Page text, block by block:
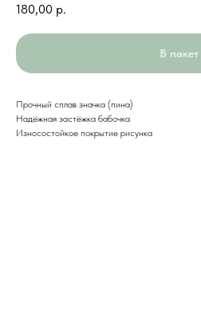
180,00 р.
В пакет
Прочный сплав значка (пина)
Надёжная застёжка бабочка
Износостойкое покрытие рисунка